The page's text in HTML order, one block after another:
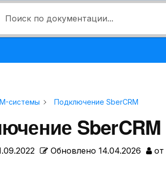
системы Подключение SberCRM
SberCRM
Обновлено 14.04.2026 от